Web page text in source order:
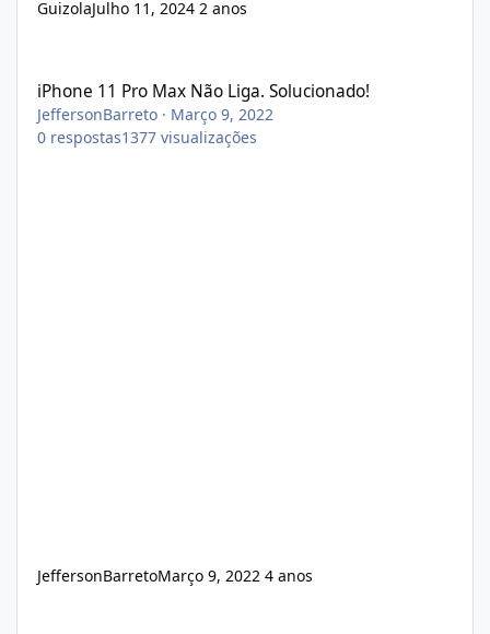
GuizolaJulho 11, 20242 anos
iPhone 11 Pro Max Não Liga. Solucionado!
JeffersonBarreto · Março 9, 2022
0 respostas1377 visualizações
JeffersonBarretoMarço 9, 20224 anos